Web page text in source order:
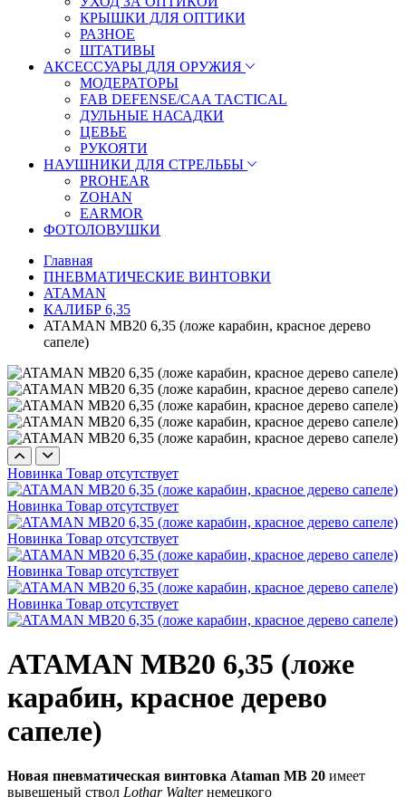
КРЫШКИ ДЛЯ ОПТИКИ
РАЗНОЕ
ШТАТИВЫ
АКСЕССУАРЫ ДЛЯ ОРУЖИЯ
МОДЕРАТОРЫ
FAB DEFENSE/CAA TACTICAL
ДУЛЬНЫЕ НАСАДКИ
ЦЕВЬЕ
РУКОЯТИ
НАУШНИКИ ДЛЯ СТРЕЛЬБЫ
PROHEAR
ZOHAN
EARMOR
ФОТОЛОВУШКИ
Главная
ПНЕВМАТИЧЕСКИЕ ВИНТОВКИ
ATAMAN
КАЛИБР 6,35
ATAMAN MB20 6,35 (ложе карабин, красное дерево
сапеле)
Новинка Товар отсутствует
Новинка Товар отсутствует
Новинка Товар отсутствует
Новинка Товар отсутствует
Новинка Товар отсутствует
ATAMAN MB20 6,35 (ложе
карабин, красное дерево
сапеле)
Новая пневматическая винтовка Ataman MB 20 имеет
вывешеный ствол Lothar Walterнемецкого